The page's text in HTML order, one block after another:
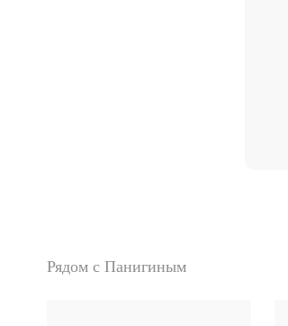
Рядом с Панигиным